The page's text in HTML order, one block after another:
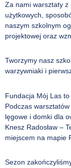
Za nami warsztaty z
użytkowych,
naszym szkolnym
projektowej oraz
Tworzymy nasz
warzywniaki i
Fundacja Mój Las
Podczas
lęgowe i domki dla
Knesz Radosław –
miejscem na mapie
Sezon